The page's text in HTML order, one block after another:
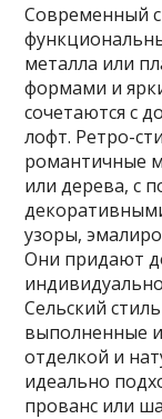
Современный
металла или
формами и
сочетаются с
лофт. Ретро-
романтичные
или дерева, с
узоры,
Они придают
Сельский
выполненные
отделкой и
идеально
прованс или